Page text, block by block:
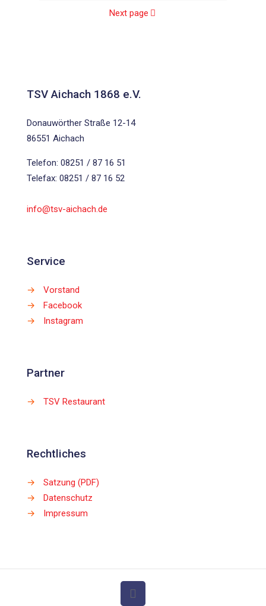
Next page
TSV Aichach 1868 e.V.
Donauwörther Straße 12-14
86551 Aichach
Telefon: 08251 / 87 16 51
Telefax: 08251 / 87 16 52
info@tsv-aichach.de
Service
→
Vorstand
→
Facebook
→
Instagram
Partner
→ TSV Restaurant
Rechtliches
→
Satzung (PDF)
→
Datenschutz
→
Impressum